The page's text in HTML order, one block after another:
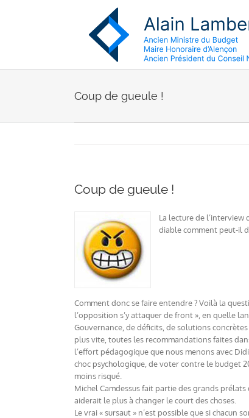
Coup de gueule !
Coup de gueule !
La lecture de l’interview
diable comment peut-il
Comment donc se faire entendre ? Voilà la
l’opposition s’y attaquer de front », en quelle
Gouvernance, de déficits, de solutions
plus vite, toutes les recommandations faites
l’effort pédagogique que nous menons avec
choc psychologique, de voter contre le budget
moins risqué.
Michel Camdessus fait partie des grands
aiderait le plus à changer le court des choses.
Le vrai « sursaut » n’est possible que si chacun